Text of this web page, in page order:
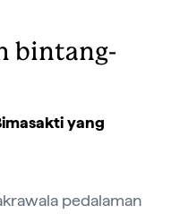
bintang-
yang
pedalaman